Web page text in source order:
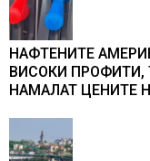
НАФТЕНИТЕ
ВИСОКИ ПРОФИТИ,
НАМАЛАТ ЦЕНИТЕ